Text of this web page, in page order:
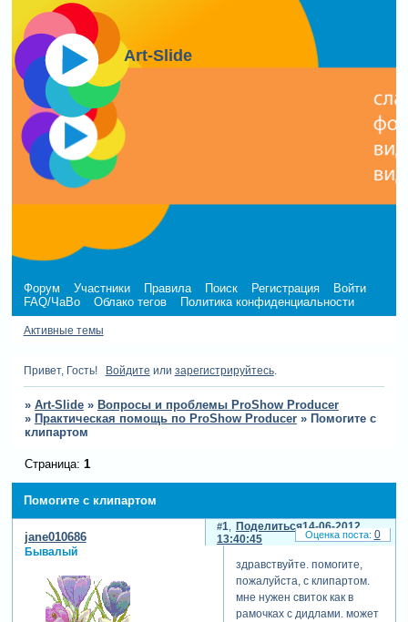
Art-Slide
Форум Участники Правила Поиск Регистрация
Войти
FAQ/ЧаВо
Облако тегов Политика конфиденциальности
Активные темы
Привет, Гость! Войдите или зарегистрируйтесь.
» Art-Slide » Вопросы и проблемы ProShow Producer
» Практическая помощь по ProShow Producer » Помогите с
клипартом
Помогите с клипартом
Страница: 1
Поделиться
1
14-06-2012
13:40:45
jane010686
Бывалый
здравствуйте. помогите,
пожалуйста, с клипартом.
мне нужен свиток как в
рамочках с дидлами. может
0